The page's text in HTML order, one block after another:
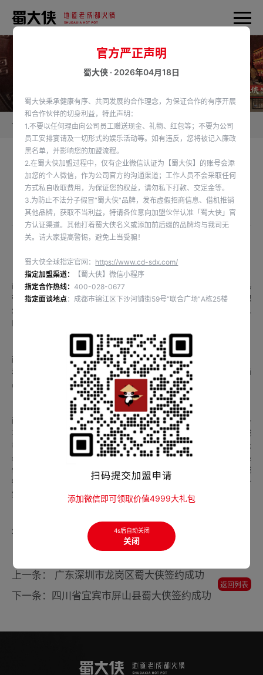
首页 蜀大侠新闻
四川省凉山彝族自治州西昌市蜀大侠（西客站店）
签约成功
发布时间：2022-10-31
西昌市，四川省凉山彝族自治州首府，地处四川省西南部安宁河谷地区，属热
带高原季风气候区，素有小“春城”之称，冬暖夏凉、四季如春；幅员面积
2882.9平方公里 ，辖7个街道、11个镇、5个乡、2个民族乡。根据第七次人
西昌旅游资源丰富，是大香格里拉旅游环线、川滇旅游黄金线上的重要节点。
境内及周边有邛海-泸山、邛海国家湿地公园、螺髻山、泸沽湖、灵山寺、西
昌卫星发射基地、知青博物馆、黄联土林等旅游景区。
西昌是全国粮食大县、全国生猪大县，中国洋葱之乡、中国花木之乡、中国冬
草莓之乡，是举世闻名的太阳城、月亮城、航天城，是“一座春天栖息的城
市”。先后获得国家森林城市、国家卫生城市、中国优秀旅游城市、中国十大
最美古城、中国最美的五大养生栖息地、中国旅游最令人向往的地方、中国最
值得去的十座小城市之一、国家级旅游度假区、综合实力百强县、全国新型城
镇化质量百强县市、中国县级市全面小康指数前100名、2019年度全国综合
实力百强县市、2019中国西部百强县市、全国乡村治理体系建设试点单位。
2020年，西昌实现地区生产总值5736179万元，同比增长2.7%。
上一条： 广东深圳市龙岗区蜀大侠签约成功
下一条：四川省宜宾市屏山县蜀大侠签约成功
返回列表
官方严正声明
蜀大侠 · 2026年04月18日
蜀大侠秉承健康有序、共同发展的合作理念，为保证合作的有序开展
和合作伙伴的切身利益，特此声明：
1.不要以任何理由向公司员工赠送现金、礼物、红包等；不要为公司
员工安排宴请及一切形式的娱乐活动等。如有违反，您将被记入廉政
黑名单，并影响您的加盟流程。
2.在蜀大侠加盟过程中，仅有企业微信认证为【蜀大侠】的账号会添
加您的个人微信，作为公司官方的沟通渠道；工作人员不会采取任何
方式私自收取费用，为保证您的权益，请勿私下打款、交定金等。
3.为防止不法分子假冒“蜀大侠”品牌，发布虚假招商信息、借机推销
其他品牌，获取不当利益，特请各位意向加盟伙伴认准「蜀大侠」官
方认证渠道。其他打着蜀大侠名义或添加前后缀的品牌均与我司无
关。请大家提高警惕，避免上当受骗！
蜀大侠全球指定官网： https://www.cd-sdx.com/
指定加盟渠道：
【蜀大侠】微信小程序
指定合作热线：400-028-0677
指定面谈地点 ：成都市锦江区下沙河铺街59号“联合广场”A栋25楼
添加微信即可领取价值4999大礼包
4s后自动关闭
关闭